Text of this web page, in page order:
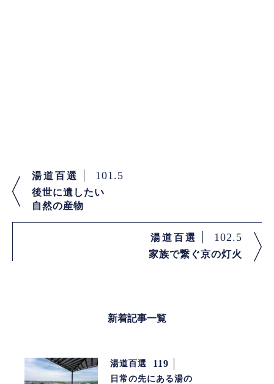
湯道百選 101.5
後世に遺したい
自然の産物
湯道百選 102.5
家族で繋ぐ京の灯火
新着記事一覧
湯道百選 119
日常の先にある湯の